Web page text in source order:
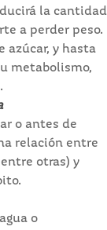
la cantidad
a perder peso.
azúcar, y hasta
metabolismo,
o antes de
relación entre
otras) y
o